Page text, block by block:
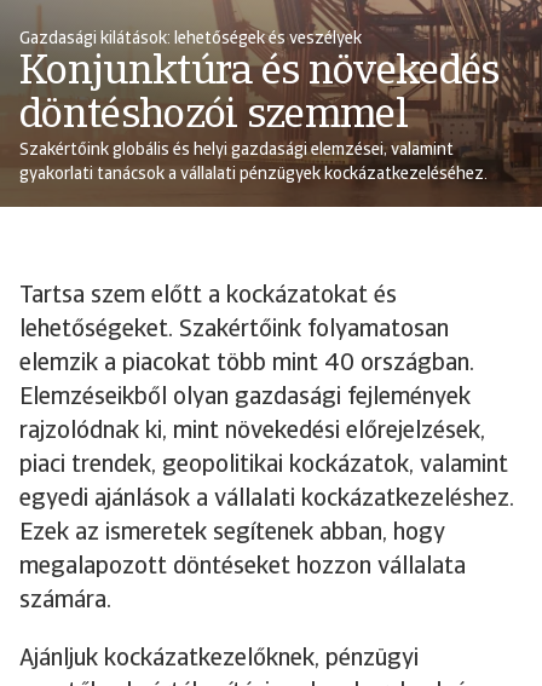
Gazdasági kilátások: lehetőségek és veszélyek
Konjunktúra és növekedés
döntéshozói szemmel
Szakértőink globális és helyi gazdasági elemzései, valamint
gyakorlati tanácsok a vállalati pénzügyek kockázatkezeléséhez.
Tartsa szem előtt a kockázatokat és
lehetőségeket. Szakértőink folyamatosan
elemzik a piacokat több mint 40 országban.
Elemzéseikből olyan gazdasági fejlemények
rajzolódnak ki, mint növekedési előrejelzések,
piaci trendek, geopolitikai kockázatok, valamint
egyedi ajánlások a vállalati kockázatkezeléshez.
Ezek az ismeretek segítenek abban, hogy
megalapozott döntéseket hozzon vállalata
számára.
Ajánljuk kockázatkezelőknek, pénzügyi